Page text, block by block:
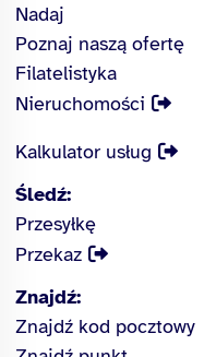
Nadaj
Poznaj naszą ofertę
Filatelistyka
Nieruchomości
Kalkulator usług
Śledź:
Przesyłkę
Przekaz
Znajdź:
Znajdź kod pocztowy